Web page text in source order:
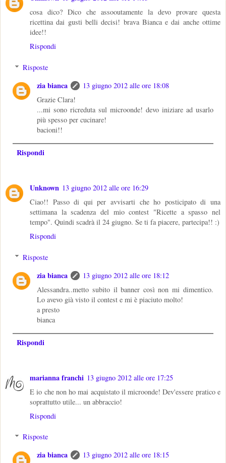
cosa dico? Dico che assooutamente la devo provare questa
ricettina dai gusti belli decisi! brava Bianca e dai anche ottime
idee!!
Rispondi
Risposte
zia bianca
13 giugno 2012 alle ore 18:08
Grazie Clara!
...mi sono ricreduta sul microonde! devo iniziare ad usarlo
più spesso per cucinare!
bacioni!!
Rispondi
Unknown 13 giugno 2012 alle ore 16:29
Ciao!! Passo di qui per avvisarti che ho posticipato di una
settimana la scadenza del mio contest "Ricette a spasso nel
tempo". Quindi scadrà il 24 giugno. Se ti fa piacere, partecipa!! :)
Rispondi
Risposte
zia bianca
13 giugno 2012 alle ore 18:12
Alessandra..metto subito il banner così non mi dimentico.
Lo avevo già visto il contest e mi è piaciuto molto!
a presto
bianca
Rispondi
marianna franchi 13 giugno 2012 alle ore 17:25
E io che non ho mai acquistato il microonde! Dev'essere pratico e
soprattutto utile... un abbraccio!
Rispondi
Risposte
zia bianca
13 giugno 2012 alle ore 18:15